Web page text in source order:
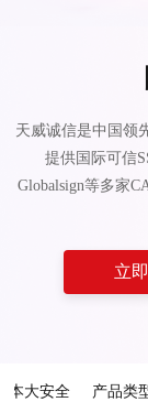
天威诚信是中国领
提供国际可信
Globalsign等多家
立
本大安全 产品类